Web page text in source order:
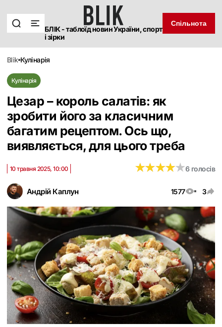
БЛІК - таблоїд новин України, спорт
і зірки
Спільнота
blik кулінарія
Кулінарія
Цезар – король салатів: як
зробити його за класичним
багатим рецептом. Ось що,
виявляється, для цього треба
Андрій Каплун 1577 3
10 травня 2025, 10:00 ★★★★★
★★★★★6 голосів